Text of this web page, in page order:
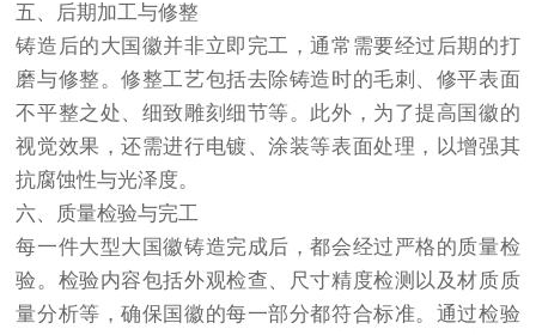
五、后期加工与修整
铸造后的大国徽并非立即完工，通常需要经过后期的打
磨与修整。修整工艺包括去除铸造时的毛刺、修平表面
不平整之处、细致雕刻细节等。此外，为了提高国徽的
视觉效果，还需进行电镀、涂装等表面处理，以增强其
抗腐蚀性与光泽度。
六、质量检验与完工
每一件大型大国徽铸造完成后，都会经过严格的质量检
验。检验内容包括外观检查、尺寸精度检测以及材质质
量分析等，确保国徽的每一部分都符合标准。通过检验